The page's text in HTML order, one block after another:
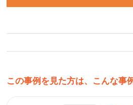
この事例を見た方は、こんな事